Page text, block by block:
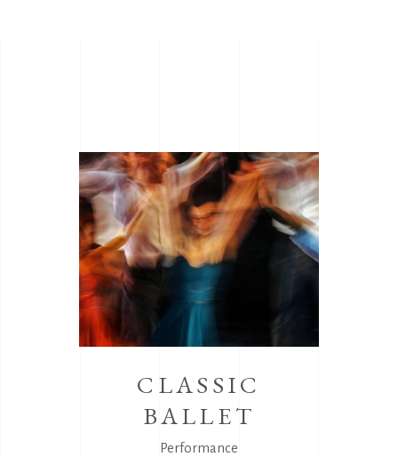
CLASSIC
BALLET
Performance